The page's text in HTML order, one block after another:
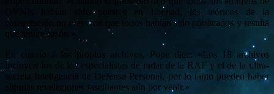
OVNIs habían sido puestos en libertad, los teóricos de la
conspiración no creyeron que todos habían sido públicados y resulta
que tenían razón.»
En cuanto a los propios archivos, Pope dice: «Los 18 archivos
incluyen los de los especialistas de radar de la RAF y el de la ultra-
secreta Inteligencia de Defensa Personal, por lo tanto pueden haber
algunas revelaciones fascinantes aún por venir.»